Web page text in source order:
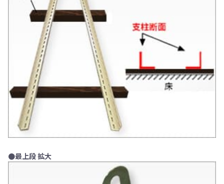
●最上段 拡大